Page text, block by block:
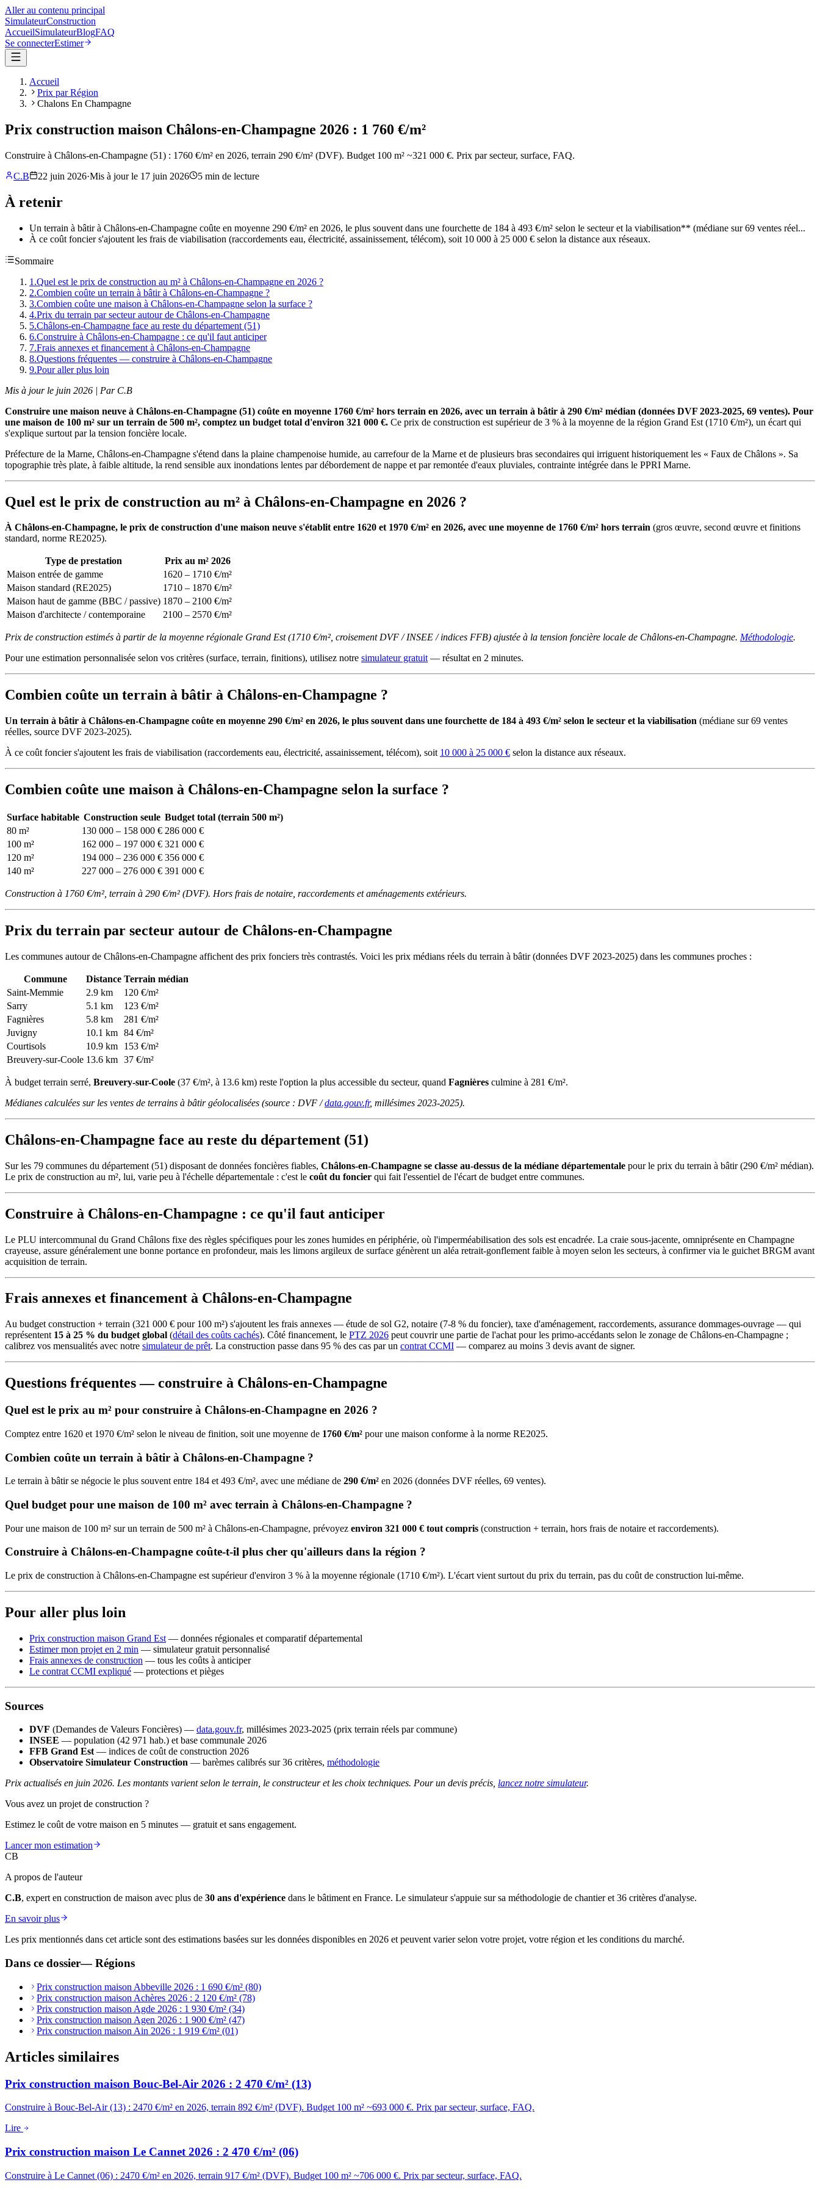
Aller au contenu principal
SimulateurConstruction
AccueilSimulateurBlogFAQ
Se connecterEstimer
Accueil
Prix par Région
Chalons En Champagne
Prix construction maison Châlons-en-Champagne 2026 : 1 760 €/m²
Construire à Châlons-en-Champagne (51) : 1760 €/m² en 2026, terrain 290 €/m² (DVF). Budget 100 m² ~321 000 €. Prix par secteur, surface, FAQ.
C.B
22 juin 2026·Mis à jour le 17 juin 2026 5 min de lecture
À retenir
Un terrain à bâtir à Châlons-en-Champagne coûte en moyenne 290 €/m² en 2026, le plus souvent dans une fourchette de 184 à 493 €/m² selon le secteur et la viabilisation** (médiane sur 69 ventes réel...
À ce coût foncier s'ajoutent les frais de viabilisation (raccordements eau, électricité, assainissement, télécom), soit 10 000 à 25 000 € selon la distance aux réseaux.
Sommaire
1 .Quel est le prix de construction au m² à Châlons-en-Champagne en 2026 ?
2.Combien coûte un terrain à bâtir à Châlons-en-Champagne ?
3.Combien coûte une maison à Châlons-en-Champagne selon la surface ?
4.Prix du terrain par secteur autour de Châlons-en-Champagne
5.Châlons-en-Champagne face au reste du département (51)
6.Construire à Châlons-en-Champagne : ce qu'il faut anticiper
7.Frais annexes et financement à Châlons-en-Champagne
8.Questions fréquentes — construire à Châlons-en-Champagne
9.Pour aller plus loin
Mis à jour le juin 2026 | Par C.B
Construire une maison neuve à Châlons-en-Champagne (51) coûte en moyenne 1760 €/m² hors terrain en 2026, avec un terrain à bâtir à 290 €/m² médian (données DVF 2023-2025, 69 ventes). Pour
une maison de 100 m² sur un terrain de 500 m², comptez un budget total d'environ 321 000 €. Ce prix de construction est supérieur de 3 % à la moyenne de la région Grand Est (1710 €/m²), un écart qui
s'explique surtout par la tension foncière locale.
Préfecture de la Marne, Châlons-en-Champagne s'étend dans la plaine champenoise humide, au carrefour de la Marne et de plusieurs bras secondaires qui irriguent historiquement les « Faux de Châlons ». Sa
topographie très plate, à faible altitude, la rend sensible aux inondations lentes par débordement de nappe et par remontée d'eaux pluviales, contrainte intégrée dans le PPRI Marne.
Quel est le prix de construction au m² à Châlons-en-Champagne en 2026 ?
À Châlons-en-Champagne, le prix de construction d'une maison neuve s'établit entre 1620 et 1970 €/m² en 2026, avec une moyenne de 1760 €/m² hors terrain (gros œuvre, second œuvre et finitions
standard, norme RE2025).
Type de prestation
Prix au m² 2026
Maison entrée de gamme
1620 – 1710 €/m²
Maison standard (RE2025)
1710 – 1870 €/m²
Maison haut de gamme (BBC / passive) 1870 – 2100 €/m²
Maison d'architecte / contemporaine
2100 – 2570 €/m²
Prix de construction estimés à partir de la moyenne régionale Grand Est (1710 €/m², croisement DVF / INSEE / indices FFB) ajustée à la tension foncière locale de Châlons-en-Champagne. Méthodologie.
Pour une estimation personnalisée selon vos critères (surface, terrain, finitions), utilisez notre simulateur gratuit— résultat en 2 minutes.
Combien coûte un terrain à bâtir à Châlons-en-Champagne ?
Un terrain à bâtir à Châlons-en-Champagne coûte en moyenne 290 €/m² en 2026, le plus souvent dans une fourchette de 184 à 493 €/m² selon le secteur et la viabilisation (médiane sur 69 ventes
réelles, source DVF 2023-2025).
À ce coût foncier s'ajoutent les frais de viabilisation (raccordements eau, électricité, assainissement, télécom), soit 10 000 à 25 000 € selon la distance aux réseaux.
Combien coûte une maison à Châlons-en-Champagne selon la surface ?
Surface habitable Construction seule Budget total (terrain 500 m²)
80 m²
130 000 – 158 000 € 286 000 €
100 m²
162 000 – 197 000 € 321 000 €
120 m²
194 000 – 236 000 € 356 000 €
140 m²
227 000 – 276 000 € 391 000 €
Construction à 1760 €/m², terrain à 290 €/m² (DVF). Hors frais de notaire, raccordements et aménagements extérieurs.
Prix du terrain par secteur autour de Châlons-en-Champagne
Les communes autour de Châlons-en-Champagne affichent des prix fonciers très contrastés. Voici les prix médians réels du terrain à bâtir (données DVF 2023-2025) dans les communes proches :
Commune Distance Terrain médian
Saint-Memmie
2.9 km
120 €/m²
Sarry
5.1 km
123 €/m²
Fagnières
5.8 km
281 €/m²
Juvigny
10.1 km 84 €/m²
Courtisols
10.9 km
153 €/m²
Breuvery-sur-Coole 13.6 km 37 €/m²
À budget terrain serré, Breuvery-sur-Coole (37 €/m², à 13.6 km) reste l'option la plus accessible du secteur, quand Fagnières culmine à 281 €/m².
Médianes calculées sur les ventes de terrains à bâtir géolocalisées (source : DVF /data.gouv.fr, millésimes 2023-2025).
Châlons-en-Champagne face au reste du département (51)
Sur les 79 communes du département (51) disposant de données foncières fiables, Châlons-en-Champagne se classe au-dessus de la médiane départementale pour le prix du terrain à bâtir (290 €/m² médian).
Le prix de construction au m², lui, varie peu à l'échelle départementale : c'est le coût du foncier qui fait l'essentiel de l'écart de budget entre communes.
Construire à Châlons-en-Champagne : ce qu'il faut anticiper
Le PLU intercommunal du Grand Châlons fixe des règles spécifiques pour les zones humides en périphérie, où l'imperméabilisation des sols est encadrée. La craie sous-jacente, omniprésente en Champagne
crayeuse, assure généralement une bonne portance en profondeur, mais les limons argileux de surface génèrent un aléa retrait-gonflement faible à moyen selon les secteurs, à confirmer via le guichet BRGM avant
acquisition de terrain.
Frais annexes et financement à Châlons-en-Champagne
Au budget construction + terrain (321 000 € pour 100 m²) s'ajoutent les frais annexes — étude de sol G2, notaire (7-8 % du foncier), taxe d'aménagement, raccordements, assurance dommages-ouvrage — qui
représentent 15 à 25 % du budget global (détail des coûts cachés). Côté financement, le PTZ 2026 peut couvrir une partie de l'achat pour les primo-accédants selon le zonage de Châlons-en-Champagne ;
calibrez vos mensualités avec notre simulateur de prêt. La construction passe dans 95 % des cas par un contrat CCMI — comparez au moins 3 devis avant de signer.
Questions fréquentes — construire à Châlons-en-Champagne
Quel est le prix au m² pour construire à Châlons-en-Champagne en 2026 ?
Comptez entre 1620 et 1970 €/m² selon le niveau de finition, soit une moyenne de 1760 €/m² pour une maison conforme à la norme RE2025.
Combien coûte un terrain à bâtir à Châlons-en-Champagne ?
Le terrain à bâtir se négocie le plus souvent entre 184 et 493 €/m², avec une médiane de 290 €/m² en 2026 (données DVF réelles, 69 ventes).
Quel budget pour une maison de 100 m² avec terrain à Châlons-en-Champagne ?
Pour une maison de 100 m² sur un terrain de 500 m² à Châlons-en-Champagne, prévoyez environ 321 000 € tout compris (construction + terrain, hors frais de notaire et raccordements).
Construire à Châlons-en-Champagne coûte-t-il plus cher qu'ailleurs dans la région ?
Le prix de construction à Châlons-en-Champagne est supérieur d'environ 3 % à la moyenne régionale (1710 €/m²). L'écart vient surtout du prix du terrain, pas du coût de construction lui-même.
Pour aller plus loin
Prix construction maison Grand Est — données régionales et comparatif départemental
Estimer mon projet en 2 min — simulateur gratuit personnalisé
Frais annexes de construction — tous les coûts à anticiper
Le contrat CCMI expliqué — protections et pièges
Sources
DVF (Demandes de Valeurs Foncières) — data.gouv.fr, millésimes 2023-2025 (prix terrain réels par commune)
INSEE — population (42 971 hab.) et base communale 2026
FFB Grand Est— indices de coût de construction 2026
Observatoire Simulateur Construction — barèmes calibrés sur 36 critères, méthodologie
Prix actualisés en juin 2026. Les montants varient selon le terrain, le constructeur et les choix techniques. Pour un devis précis, lancez notre simulateur.
Vous avez un projet de construction ?
Estimez le coût de votre maison en 5 minutes — gratuit et sans engagement.
Lancer mon estimation
CB
A propos de l'auteur
C.B, expert en construction de maison avec plus de 30 ans d'expérience dans le bâtiment en France. Le simulateur s'appuie sur sa méthodologie de chantier et 36 critères d'analyse.
En savoir plus
Les prix mentionnés dans cet article sont des estimations basées sur les données disponibles en 2026 et peuvent varier selon votre projet, votre région et les conditions du marché.
Dans ce dossier—Régions
Prix construction maison Abbeville 2026 : 1 690 €/m² (80)
Prix construction maison Achères 2026 : 2 120 €/m² (78)
Prix construction maison Agde 2026 : 1 930 €/m² (34)
Prix construction maison Agen 2026 : 1 900 €/m² (47)
Prix construction maison Ain 2026 : 1 919 €/m² (01)
Articles similaires
Prix construction maison Bouc-Bel-Air 2026 : 2 470 €/m² (13)
Construire à Bouc-Bel-Air (13) : 2470 €/m² en 2026, terrain 892 €/m² (DVF). Budget 100 m² ~693 000 €. Prix par secteur, surface, FAQ.
Lire
Prix construction maison Le Cannet 2026 : 2 470 €/m² (06)
Construire à Le Cannet (06) : 2470 €/m² en 2026, terrain 917 €/m² (DVF). Budget 100 m² ~706 000 €. Prix par secteur, surface, FAQ.